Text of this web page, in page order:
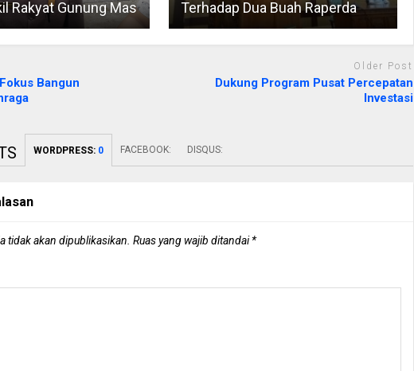
Rakyat Gunung Mas
Terhadap Dua Buah Raperda
Bangun
Older Post
Dukung Program Pusat Percepatan
Investasi
WORDPRESS: 0 FACEBOOK: DISQUS:
tidak akan dipublikasikan. Ruas yang wajib ditandai*